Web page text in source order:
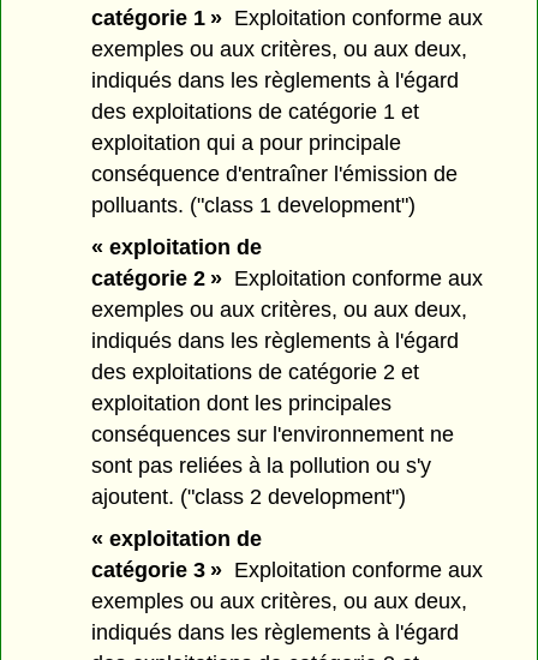
catégorie 1 » Exploitation conforme aux
exemples ou aux critères, ou aux deux,
indiqués dans les règlements à l'égard
des exploitations de catégorie 1 et
exploitation qui a pour principale
conséquence d'entraîner l'émission de
polluants. ("class 1 development")
« exploitation de
catégorie 2 » Exploitation conforme aux
exemples ou aux critères, ou aux deux,
indiqués dans les règlements à l'égard
des exploitations de catégorie 2 et
exploitation dont les principales
conséquences sur l'environnement ne
sont pas reliées à la pollution ou s'y
ajoutent. ("class 2 development")
« exploitation de
catégorie 3 » Exploitation conforme aux
exemples ou aux critères, ou aux deux,
indiqués dans les règlements à l'égard